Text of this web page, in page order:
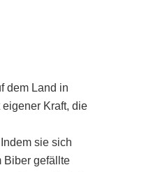
dem Land in
Kraft, die
sie sich
Biber gefällte